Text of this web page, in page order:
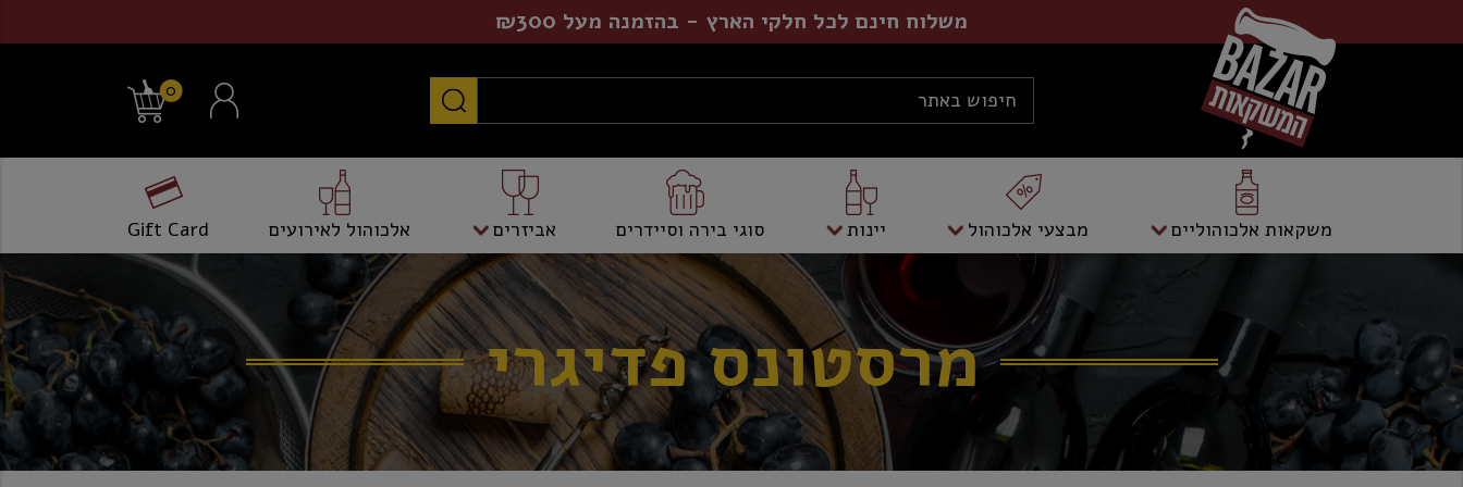
משלוח חינם לכל חלקי הארץ - בהזמנה מעל ₪300
0
משקאות אלכוהוליים מבצעי אלכוהול יינות סוגי בירה וסיידרים אביזרים אלכוהול לאירועים Gift Card
מרסטונס פדיגרי